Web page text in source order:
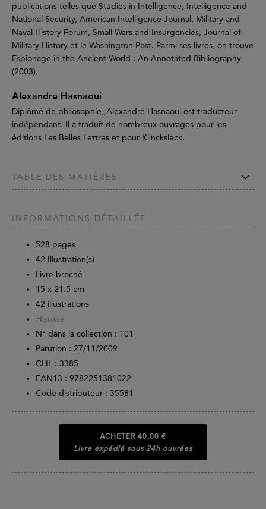
publications telles que Studies in Intelligence, Intelligence and
National Security, American Intelligence Journal, Military and
Naval History Forum, Small Wars and Insurgencies, Journal of
Military History et le Washington Post. Parmi ses livres, on trouve
Espionage in the Ancient World : An Annotated Bibliography
(2003).
Alexandre Hasnaoui
Diplômé de philosophie, Alexandre Hasnaoui est traducteur
indépendant. Il a traduit de nombreux ouvrages pour les
éditions Les Belles Lettres et pour Klincksieck.
TABLE DES MATIÈRES
INFORMATIONS DÉTAILLÉE
528 pages
42 Illustration(s)
Livre broché
15 x 21.5 cm
42 illustrations
Histoire
N° dans la collection : 101
Parution : 27/11/2009
CLIL : 3385
EAN13 : 9782251381022
Code distributeur : 35581
ACHETER 40,00 €
Livre expédié sous 24h ouvrées